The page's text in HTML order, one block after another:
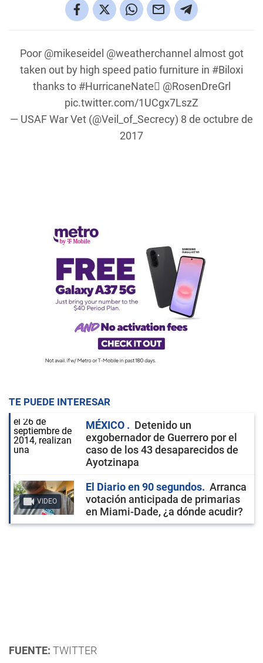
Poor @mikeseidel @weatherchannel almost got
taken out by high speed patio furniture in #Biloxi
thanks to #HurricaneNateِ @RosenDreGrl
pic.twitter.com/1UCgx7LszZ
— USAF War Vet (@Veil_of_Secrecy) 8 de octubre de
2017
TE PUEDE INTERESAR
MÉXICO
Detenido un
exgobernador de Guerrero por el
caso de los 43 desaparecidos de
Ayotzinapa
VIDEO
El Diario en 90 segundos
Arranca
votación anticipada de primarias
en Miami-Dade, ¿a dónde acudir?
FUENTE: TWITTER